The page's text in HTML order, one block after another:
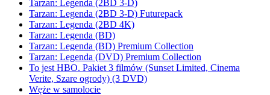
Tarzan: Legenda (2BD 3-D)
Tarzan: Legenda (2BD 3-D) Futurepack
Tarzan: Legenda (2BD 4K)
Tarzan: Legenda (BD)
Tarzan: Legenda (BD) Premium Collection
Tarzan: Legenda (DVD) Premium Collection
To jest HBO. Pakiet 3 filmów (Sunset Limited, Cinema
Verite, Szare ogrody) (3 DVD)
Węże w samolocie